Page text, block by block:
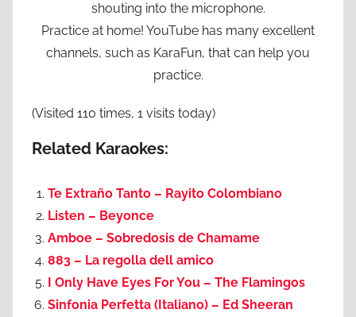
shouting into the microphone.
Practice at home! YouTube has many excellent
channels, such as KaraFun, that can help you
practice.
(Visited 110 times, 1 visits today)
Related Karaokes:
Te Extraño Tanto – Rayito Colombiano
Listen – Beyonce
Amboe – Sobredosis de Chamame
883 – La regolla dell amico
I Only Have Eyes For You – The Flamingos
Sinfonia Perfetta (Italiano) – Ed Sheeran